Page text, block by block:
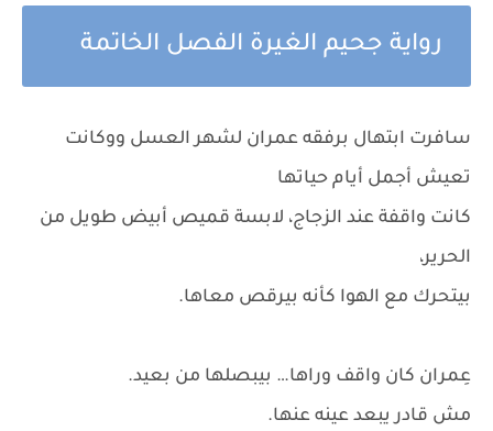
رواية جحيم الغيرة الفصل الخاتمة
سافرت ابتهال برفقه عمران لشهر العسل ووكانت
تعيش أجمل أيام حياتها
كانت واقفة عند الزجاج، لابسة قميص أبيض طويل من
الحرير،
بيتحرك مع الهوا كأنه بيرقص معاها.
عِمران كان واقف وراها… بيبصلها من بعيد.
مش قادر يبعد عينه عنها.